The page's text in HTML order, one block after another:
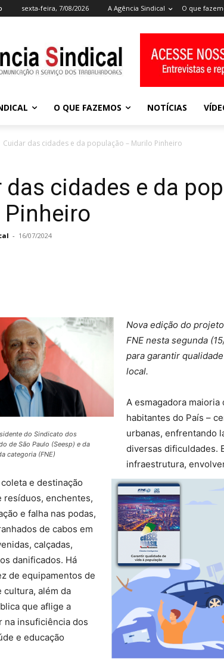
sexta-feira, 7/08/2026 A Agência Sindical O que
O QUE FAZEMOS NOTÍCIAS
Cuidar das cidades e da população – Murilo Pinheiro
das cidades e da
- 16/07/2024
do Sindicato dos
de São Paulo (Seesp) e da
categoria (FNE)
Nova edição do
FNE nesta segunda
para garantir
local.
A esmagadora
habitantes do País –
urbanas, enfrentando
diversas dificuldades.
infraestrutura,
e destinação
resíduos, enchentes,
e falha nas podas,
de cabos em
calçadas,
danificados. Há
de equipamentos de
além da
que aflige a
na insuficiência dos
e educação